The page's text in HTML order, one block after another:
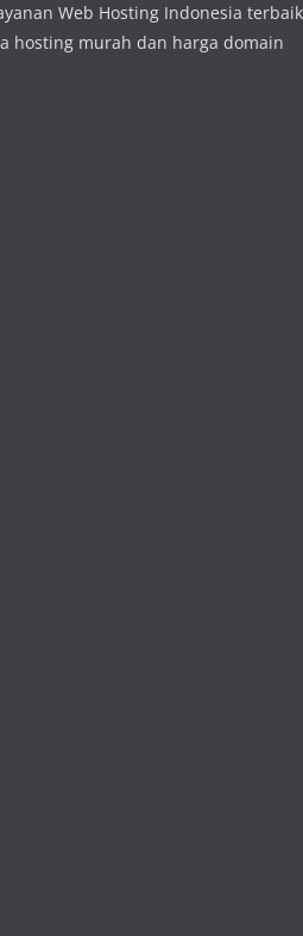
Web Hosting Indonesia terbaik
hosting murah dan harga domain